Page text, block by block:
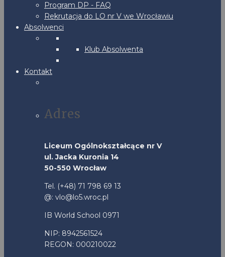
Program DP - FAQ
Rekrutacja do LO nr V we Wrocławiu
Absolwenci
Klub Absolwenta
Kontakt
Adres
Liceum Ogólnokształcące nr V
ul. Jacka Kuronia 14
50-550 Wrocław
Tel. (+48) 71 798 69 13
@: vlo@lo5.wroc.pl
IB World School 0971
NIP: 8942561524
REGON: 000210022